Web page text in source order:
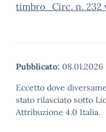
timbro_Circ. n. 232
Pubblicato: 08.01.2026
Eccetto dove
stato rilasciato sotto
Attribuzione 4.0 Italia.